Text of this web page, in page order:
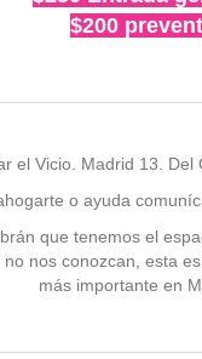
$200
el Vicio. Madrid 13. Del
o ayuda
que tenemos el
nos conozcan, esta
más importante en